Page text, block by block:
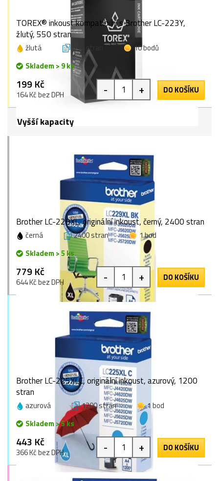
TOREX® inkoust kompatibilní s Brother LC-223Y,
žlutý, 550 stran
žlutá 550 stran
10 bodů
Skladem > 9 ks
199 Kč
164 Kč bez DPH - + DO KOŠÍKU
Vyšší kapacity
Brother LC-229XL, originální inkoust, černý, 2400 stran
černá 2400 stran
1 bod
Skladem > 5 ks
779 Kč
644 Kč bez DPH - + DO KOŠÍKU
Brother LC-225XLC, originální inkoust, azurový, 1200
stran
azurová 1200 stran
1 bod
Skladem > 5 ks
443 Kč
366 Kč bez DPH - + DO KOŠÍKU